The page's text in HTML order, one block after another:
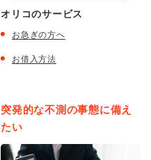
オリコのサービス
お急ぎの方へ
お借入方法
突発的な不測の事態に備え
たい